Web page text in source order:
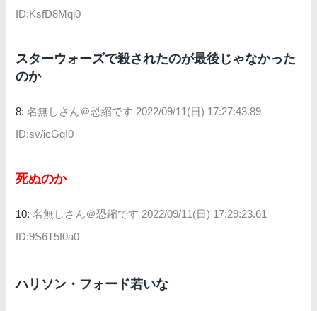
ID:KsfD8Mqi0
スターウォーズで殺されたのが最後じゃなかった
のか
8:名無しさん＠恐縮です 2022/09/11(日) 17:27:43.89
ID:sv/icGqI0
死ぬのか
10:名無しさん＠恐縮です 2022/09/11(日) 17:29:23.61
ID:9S6T5f0a0
ハリソン・フォード若いな